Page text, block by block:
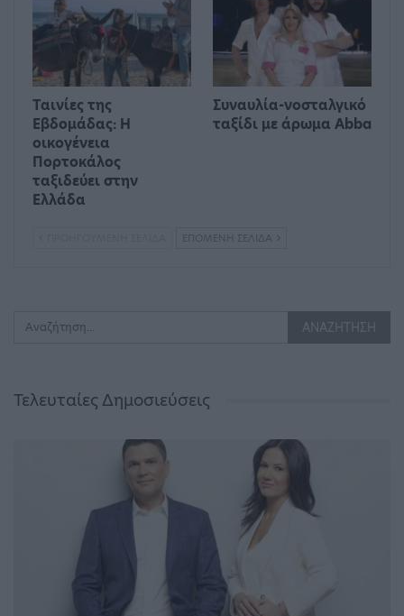
Ταινίες της
Εβδομάδας: Η
οικογένεια
Πορτοκάλος
ταξιδεύει στην
Ελλάδα
Συναυλία-νοσταλγικό
ταξίδι με άρωμα Abba
ΕΠΌΜΕΝΗ ΣΕΛΊΔΑ
Τελευταίες Δημοσιεύσεις